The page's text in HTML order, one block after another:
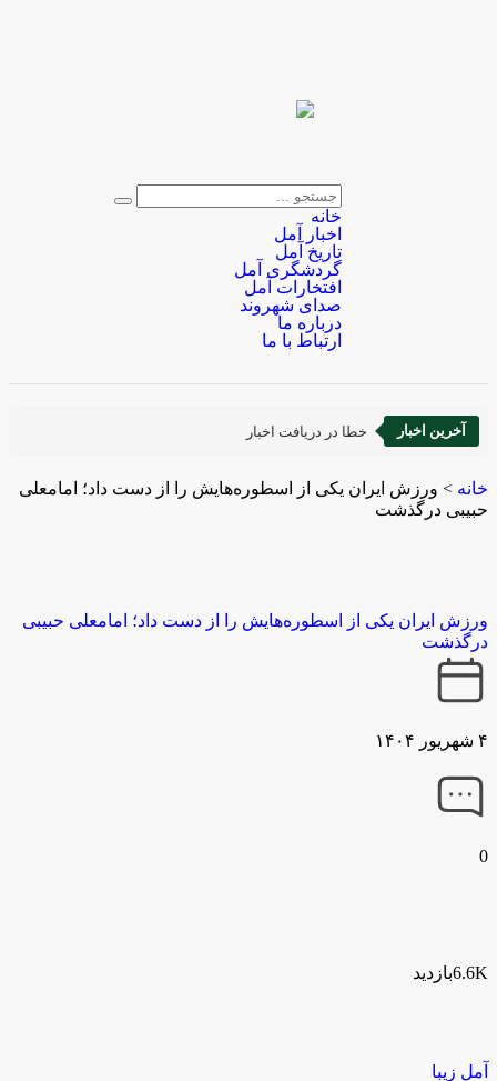
خانه
اخبار آمل
تاریخ آمل
گردشگری آمل
افتخارات آمل
صدای شهروند
درباره ما
ارتباط با ما
آخرین اخبار خطا در دریافت اخبار
خانه > ورزش ایران یکی از اسطوره‌هایش را از دست داد؛ امامعلی
حبیبی درگذشت
ورزش ایران یکی از اسطوره‌هایش را از دست داد؛ امامعلی حبیبی
درگذشت
۴ شهریور ۱۴۰۴
0
6.6Kبازدید
آمل زیبا